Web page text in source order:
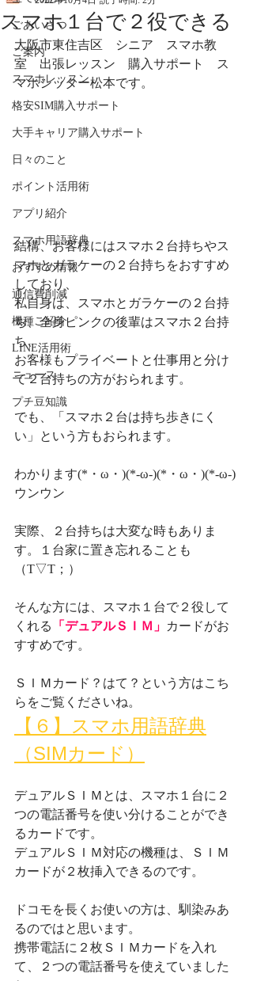
ごあいさつ
ご案内
スマホレッスン
格安SIM購入サポート
大手キャリア購入サポート
日々のこと
ポイント活用術
アプリ紹介
スマホ用語辞典
おすすめ情報
通信費削減
機種ご紹介
LINE活用術
ニュース
プチ豆知識
スマホ１台で２役できる
大阪市東住吉区　シニア　スマホ教
室　出張レッスン　購入サポート　ス
マホシッター松本です。
結構、お客様にはスマホ２台持ちやス
マホとガラケーの２台持ちをおすすめ
しており、
私自身は、スマホとガラケーの２台持
ち、全身ピンクの後輩はスマホ２台持
ち、
お客様もプライベートと仕事用と分け
て２台持ちの方がおられます。
でも、「スマホ２台は持ち歩きにく
い」という方もおられます。
わかります(*・ω・)(*-ω-)(*・ω・)(*-ω-)
ウンウン
実際、２台持ちは大変な時もありま
す。１台家に置き忘れることも
（T▽T；）
そんな方には、スマホ１台で２役して
くれる
「デュアルＳＩＭ」 カードがお
すすめです。
ＳＩＭカード？はて？という方はこち
らをご覧くださいね。
【６】スマホ用語辞典
（SIMカード）
デュアルＳＩＭとは、スマホ１台に２
つの電話番号を使い分けることができ
るカードです。
デュアルＳＩＭ対応の機種は、ＳＩＭ
カードが２枚挿入できるのです。
ドコモを長くお使いの方は、馴染みあ
るのではと思います。
携帯電話に２枚ＳＩＭカードを入れ
て、２つの電話番号を使えていました